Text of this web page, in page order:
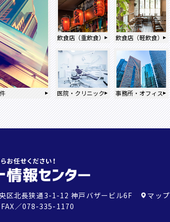
飲食店（重飲食） 飲食店（軽飲食）
医院・クリニック 事務所・オフィス
区北長狭通3-1-12神戸バザービル6F
マップ
／078-335-1170